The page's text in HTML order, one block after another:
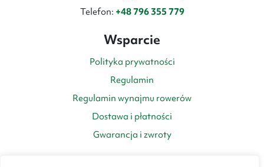
Telefon: +48 796 355 779
Wsparcie
Polityka prywatności
Regulamin
Regulamin wynajmu rowerów
Dostawa i płatności
Gwarancja i zwroty